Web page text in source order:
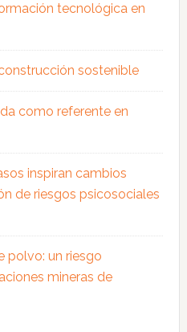
tecnológica en
sostenible
como referente en
inspiran cambios
de riesgos psicosociales
polvo: un riesgo
mineras de